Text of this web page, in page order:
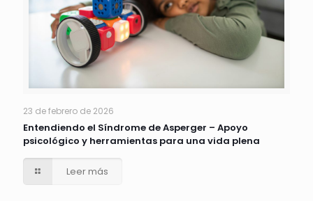
23 de febrero de 2026
Entendiendo el Síndrome de Asperger – Apoyo
psicológico y herramientas para una vida plena
Leer más